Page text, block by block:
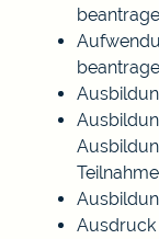
Ausdruck